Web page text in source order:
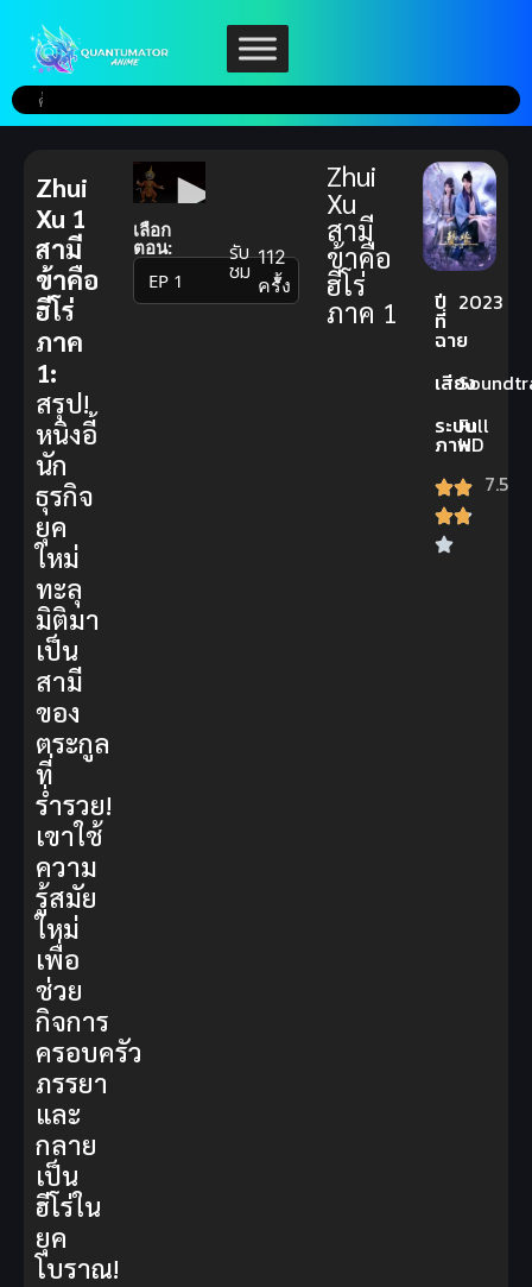
เลือก
ตอน:
▼
รับ
ชม 112
ครั้ง
Zhui
Xu
สามี
ข้าคือ
ฮีโร่
ภาค 1 ปี
ที่
ฉาย
2023
เสียง
ระบบ
ภาพ
Full
HD
7.5
Zhui
Xu 1
สามี
ข้าคือ
ฮีโร่
ภาค
1:
สรุป!
หนิงอี้
นัก
ธุรกิจ
ยุค
ใหม่
ทะลุ
มิติมา
เป็น
สามี
ของ
ตระกูล
ที่
ร่ำรวย!
เขาใช้
ความ
รู้สมัย
ใหม่
เพื่อ
ช่วย
กิจการ
ครอบครัว
ภรรยา
และ
กลาย
เป็น
ฮีโร่ใน
ยุค
โบราณ!